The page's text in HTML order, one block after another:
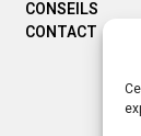
CONSEILS
CONTACT